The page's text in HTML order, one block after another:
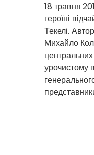
18 травня
героїні
Текелі.
Михайло
урочистому